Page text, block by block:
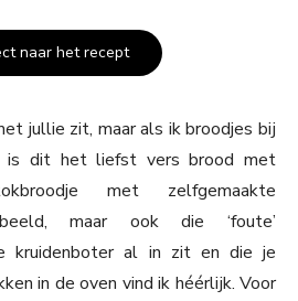
naar het recept
jullie zit, maar als ik broodjes bij
is dit het liefst vers brood met
met zelfgemaakte
maar ook die ‘foute’
kruidenboter al in zit en die je
in de oven vind ik héérlijk. Voor